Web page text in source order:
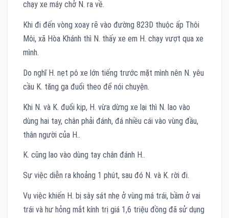
chạy xe máy chở N. ra về.
Khi đi đến vòng xoay rẽ vào đường 823D thuộc ấp Thôi
Môi, xã Hòa Khánh thì N. thấy xe em H. chạy vượt qua xe
mình.
Do nghĩ H. nẹt pô xe lớn tiếng trước mặt mình nên N. yêu
cầu K. tăng ga đuổi theo để nói chuyện.
Khi N. và K. đuổi kịp, H. vừa dừng xe lại thì N. lao vào
dùng hai tay, chân phải đánh, đá nhiều cái vào vùng đầu,
thân người của H..
K. cũng lao vào dùng tay chân đánh H..
Sự việc diễn ra khoảng 1 phút, sau đó N. và K. rời đi.
Vụ việc khiến H. bị sây sát nhẹ ở vùng má trái, bầm ở vai
trái và hư hỏng mắt kính trị giá 1,6 triệu đồng đã sử dụng